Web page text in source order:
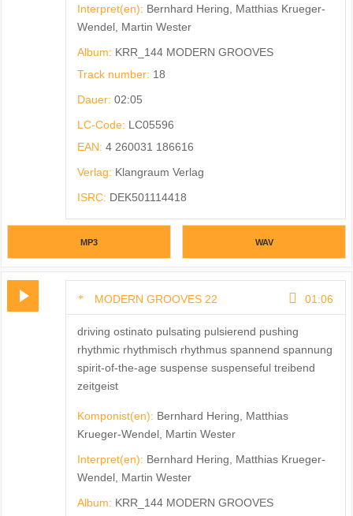
Interpret(en): Bernhard Hering, Matthias Krueger-
Wendel, Martin Wester
Album: KRR_144 MODERN GROOVES
Track number: 18
Dauer: 02:05
LC-Code: LC05596
EAN: 4 260031 186616
Verlag: Klangraum Verlag
ISRC: DEK501114418
MP3 WAV
MODERN GROOVES 22 01:06
driving ostinato pulsating pulsierend pushing
rhythmic rhythmisch rhythmus spannend spannung
spirit-of-the-age suspense suspenseful treibend
zeitgeist
Komponist(en): Bernhard Hering, Matthias
Krueger-Wendel, Martin Wester
Interpret(en): Bernhard Hering, Matthias Krueger-
Wendel, Martin Wester
Album: KRR_144 MODERN GROOVES